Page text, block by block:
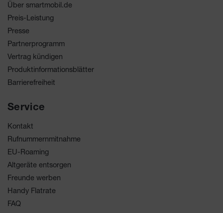
Über smartmobil.de
Preis-Leistung
Presse
Partnerprogramm
Vertrag kündigen
Produktinformationsblätter
Barrierefreiheit
Service
Kontakt
Rufnummernmitnahme
EU-Roaming
Altgeräte entsorgen
Freunde werben
Handy Flatrate
FAQ